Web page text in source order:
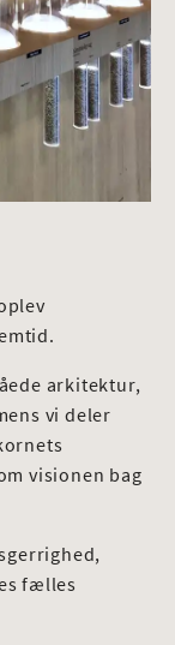
arkitektur,
vi deler
visionen bag
fælles